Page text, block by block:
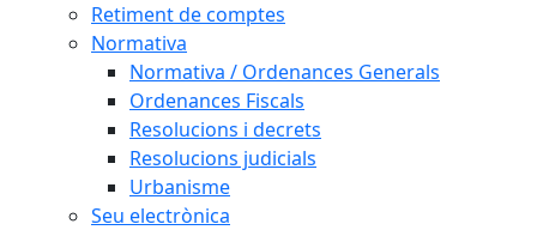
Retiment de comptes
Normativa
Normativa / Ordenances Generals
Ordenances Fiscals
Resolucions i decrets
Resolucions judicials
Urbanisme
Seu electrònica